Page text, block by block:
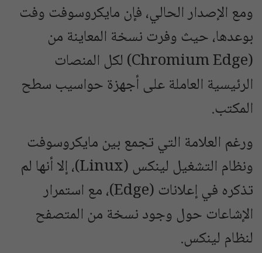
ومع الإصدار الحالي، فإن مايكروسوفت وفت
بوعدها، حيث وفرت نسخة المعاينة من
(Chromium Edge) لكل المنصات
الرئيسية العاملة على أجهزة حواسيب سطح
المكتب.
ورغم العلامة التي تجمع بين مايكروسوفت
ونظام التشغيل لينكس (Linux)، إلا أنها لم
تذكره في إعلانات (Edge)، مع استمرار
الإشاعات حول وجود نسخة من المتصفح
لنظام لينكس.